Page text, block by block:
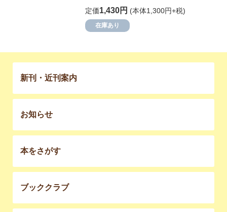
定価1,430円 (本体1,300円+税)
在庫あり
新刊・近刊案内
お知らせ
本をさがす
ブッククラブ